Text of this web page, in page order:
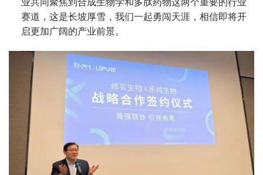
赛道，这是长坡厚雪，我们一起勇闯天涯，相信即将开
启更加广阔的产业前景。